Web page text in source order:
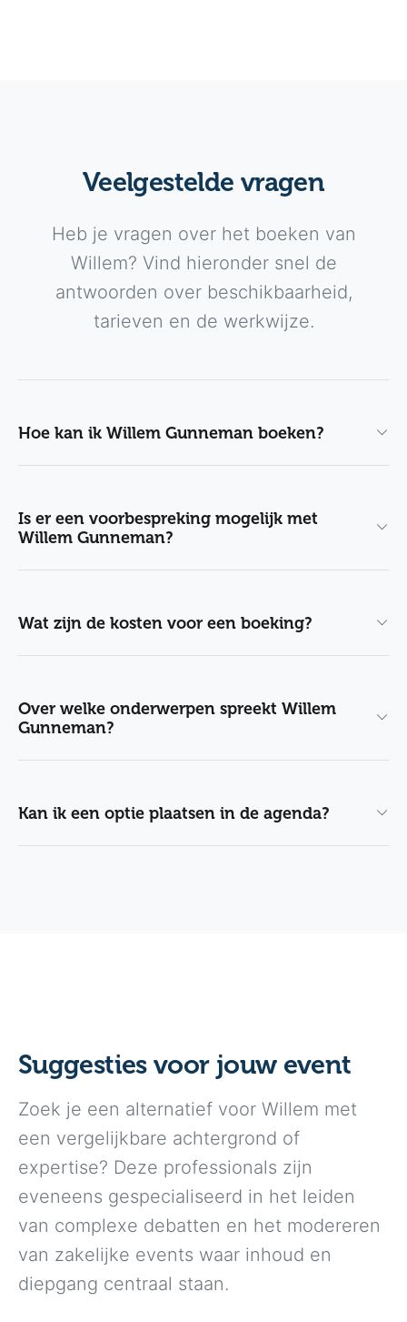
Veelgestelde vragen
Heb je vragen over het boeken van
Willem? Vind hieronder snel de
antwoorden over beschikbaarheid,
tarieven en de werkwijze.
Hoe kan ik Willem Gunneman boeken?
Is er een voorbespreking mogelijk met
Willem Gunneman?
Wat zijn de kosten voor een boeking?
Over welke onderwerpen spreekt Willem
Gunneman?
Kan ik een optie plaatsen in de agenda?
Suggesties voor jouw event
Zoek je een alternatief voor Willem met
een vergelijkbare achtergrond of
expertise? Deze professionals zijn
eveneens gespecialiseerd in het leiden
van complexe debatten en het modereren
van zakelijke events waar inhoud en
diepgang centraal staan.